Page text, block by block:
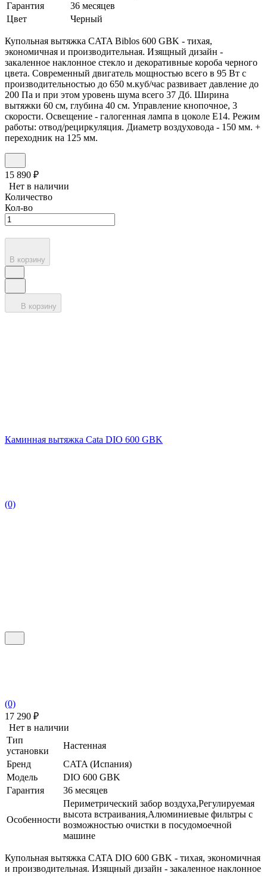
Гарантия
36 месяцев
Цвет
Черный
Купольная вытяжка CATA Biblos 600 GBK - тихая,
экономичная и производительная. Изящный дизайн -
закаленное наклонное стекло и декоративные короба черного
цвета. Современный двигатель мощностью всего в 95 Вт с
производительностью до 650 м.куб/час развивает давление до
200 Па и при этом уровень шума всего 37 Дб. Ширина
вытяжки 60 см, глубина 40 см. Управление кнопочное, 3
скорости. Освещение - галогенная лампа в цоколе Е14. Режим
работы: отвод/рециркуляция. Диаметр воздуховода - 150 мм. +
переходник на 125 мм.
15 890 ₽
Нет в наличии
Количество
Кол-во
В корзину
В корзину
Каминная вытяжка Cata DIO 600 GBK
(0)
(0)
17 290 ₽
Нет в наличии
Тип
установки
Настенная
Бренд
CATA (Испания)
Модель
DIO 600 GBK
Гарантия
36 месяцев
Особенности
Периметрический забор воздуха,Регулируемая
высота встраивания,Алюминиевые фильтры с
возможностью очистки в посудомоечной
машине
Купольная вытяжка CATA DIO 600 GBK - тихая, экономичная
и производительная. Изящный дизайн - закаленное наклонное